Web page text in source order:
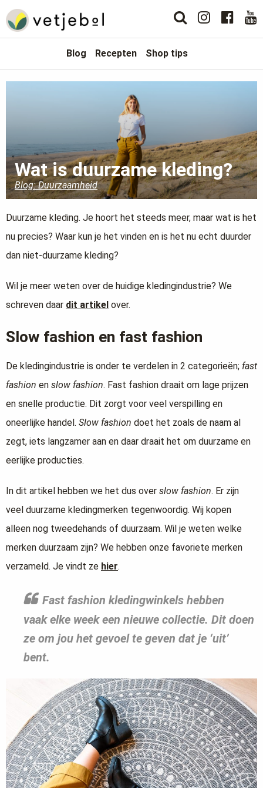
Blog Recepten Shop tips
Wat is duurzame kleding?
Blog: Duurzaamheid
Duurzame kleding. Je hoort het steeds meer, maar wat is het
nu precies? Waar kun je het vinden en is het nu echt duurder
dan niet-duurzame kleding?
Wil je meer weten over de huidige kledingindustrie? We
schreven daar dit artikel over.
Slow fashion en fast fashion
De kledingindustrie is onder te verdelen in 2 categorieën; fast
fashion en slow fashion. Fast fashion draait om lage prijzen
en snelle productie. Dit zorgt voor veel verspilling en
oneerlijke handel. Slow fashion doet het zoals de naam al
zegt, iets langzamer aan en daar draait het om duurzame en
eerlijke producties.
In dit artikel hebben we het dus over slow fashion. Er zijn
veel duurzame kledingmerken tegenwoordig. Wij kopen
alleen nog tweedehands of duurzaam. Wil je weten welke
merken duurzaam zijn? We hebben onze favoriete merken
verzameld. Je vindt ze hier.
Fast fashion kledingwinkels hebben
vaakelke week een nieuwe collectie. Dit doen
ze om jou het gevoel te geven dat je ‘uit’
bent.